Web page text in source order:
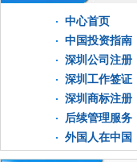
中心首页
中国投资指南
深圳公司注册
深圳工作签证
深圳商标注册
后续管理服务
外国人在中国